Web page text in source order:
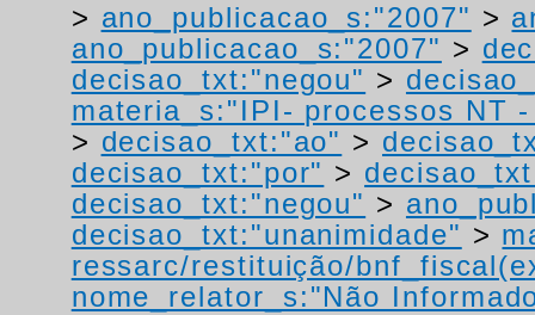
> ano_publicacao_s:"2007" >
ano_publicacao_s:"2007" >
decisao_txt:"negou" >
materia_s:"IPI- processos NT
> decisao_txt:"ao" >
decisao_txt:"por" >
decisao_txt:"negou" >
decisao_txt:"unanimidade" >
ressarc/restituição/
nome_relator_s:"Não